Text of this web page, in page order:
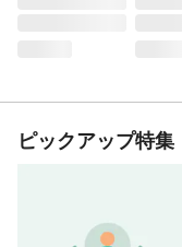
ピックアップ特集